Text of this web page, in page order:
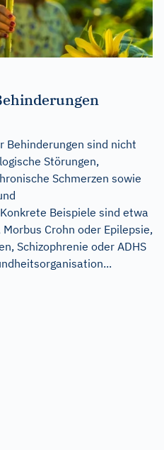
Behinderungen sind nicht
Störungen,
Schmerzen sowie
Beispiele sind etwa
Crohn oder Epilepsie,
Schizophrenie oder ADHS